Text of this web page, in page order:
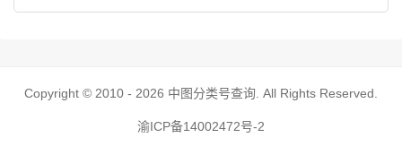
Copyright © 2010 - 2026 中图分类号查询 . All Rights Reserved.
渝ICP备14002472号-2